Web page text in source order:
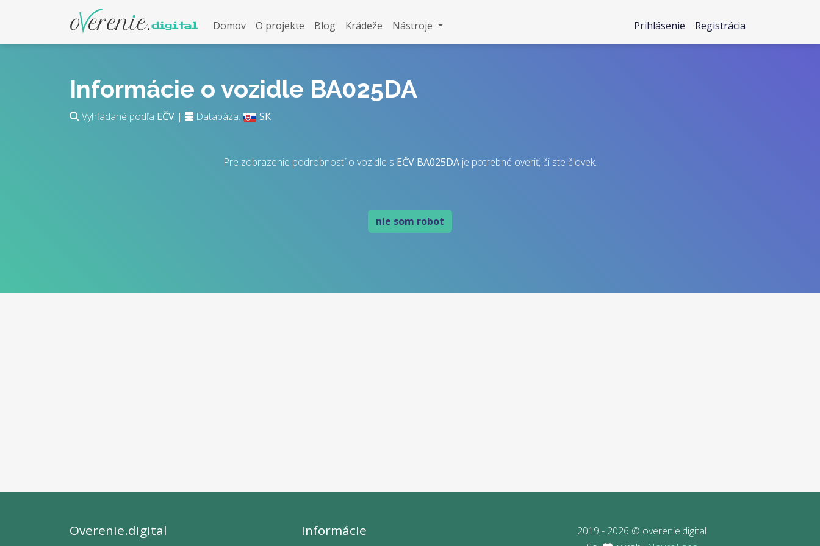
Domov O projekte Blog Krádeže Nástroje Prihlásenie Registrácia
Informácie o vozidle BA025DA
Vyhľadané podľa EČV | Databáza: SK
Pre zobrazenie podrobností o vozidle s EČV BA025DA je potrebné overiť, či ste človek.
nie som robot
Overenie.digital Informácie
2019 - 2026 © overenie.digital